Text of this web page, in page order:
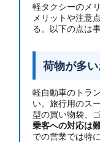
軽タクシーのメ
メリットや注意
る。以下の点は
荷物が多
軽自動車のトラ
い。旅行用のス
型の買い物袋、
乗客への対応は
での営業では特